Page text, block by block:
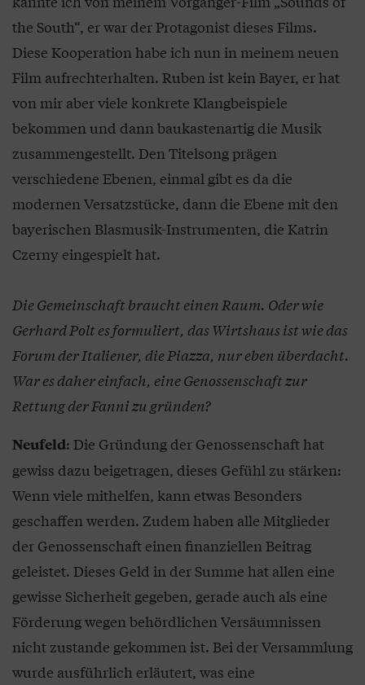
the South“, er war der Protagonist dieses Films.
Diese Kooperation habe ich nun in meinem neuen
Film aufrechterhalten. Ruben ist kein Bayer, er hat
von mir aber viele konkrete Klangbeispiele
bekommen und dann baukastenartig die Musik
zusammengestellt. Den Titelsong prägen
verschiedene Ebenen, einmal gibt es da die
modernen Versatzstücke, dann die Ebene mit den
bayerischen Blasmusik-Instrumenten, die Katrin
Czerny eingespielt hat.
Die Gemeinschaft braucht einen Raum. Oder wie
Gerhard Polt es formuliert, das Wirtshaus ist wie das
Forum der Italiener, die Piazza, nur eben überdacht.
War es daher einfach, eine Genossenschaft zur
Rettung der Fanni zu gründen?
Neufeld: Die Gründung der Genossenschaft hat
gewiss dazu beigetragen, dieses Gefühl zu stärken:
Wenn viele mithelfen, kann etwas Besonders
geschaffen werden. Zudem haben alle Mitglieder
der Genossenschaft einen finanziellen Beitrag
geleistet. Dieses Geld in der Summe hat allen eine
gewisse Sicherheit gegeben, gerade auch als eine
Förderung wegen behördlichen Versäumnissen
nicht zustande gekommen ist. Bei der Versammlung
wurde ausführlich erläutert, was eine